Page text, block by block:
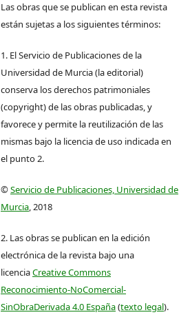
Las obras que se publican en esta revista
están sujetas a los siguientes términos:
1. El Servicio de Publicaciones de la
Universidad de Murcia (la editorial)
conserva los derechos patrimoniales
(copyright) de las obras publicadas, y
favorece y permite la reutilización de las
mismas bajo la licencia de uso indicada en
el punto 2.
©Servicio de Publicaciones, Universidad de
Murcia, 2018
2. Las obras se publican en la edición
electrónica de la revista bajo una
licenciaCreative Commons
Reconocimiento-NoComercial-
SinObraDerivada 4.0 España(texto legal).